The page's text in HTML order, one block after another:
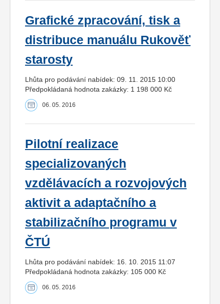
Grafické zpracování, tisk a
distribuce manuálu Rukověť
starosty
Lhůta pro podávání nabídek: 09. 11. 2015 10:00
Předpokládaná hodnota zakázky: 1 198 000 Kč
06. 05. 2016
Pilotní realizace
specializovaných
vzdělávacích a rozvojových
aktivit a adaptačního a
stabilizačního programu v
ČTÚ
Lhůta pro podávání nabídek: 16. 10. 2015 11:07
Předpokládaná hodnota zakázky: 105 000 Kč
06. 05. 2016